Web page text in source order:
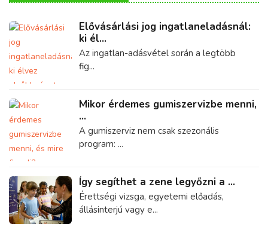
Elővásárlási jog ingatlaneladásnál:
ki él...
Az ingatlan-adásvétel során a legtöbb
fig...
Mikor érdemes gumiszervizbe menni,
...
A gumiszerviz nem csak szezonális
program: ...
Így segíthet a zene legyőzni a ...
Érettségi vizsga, egyetemi előadás,
állásinterjú vagy e...